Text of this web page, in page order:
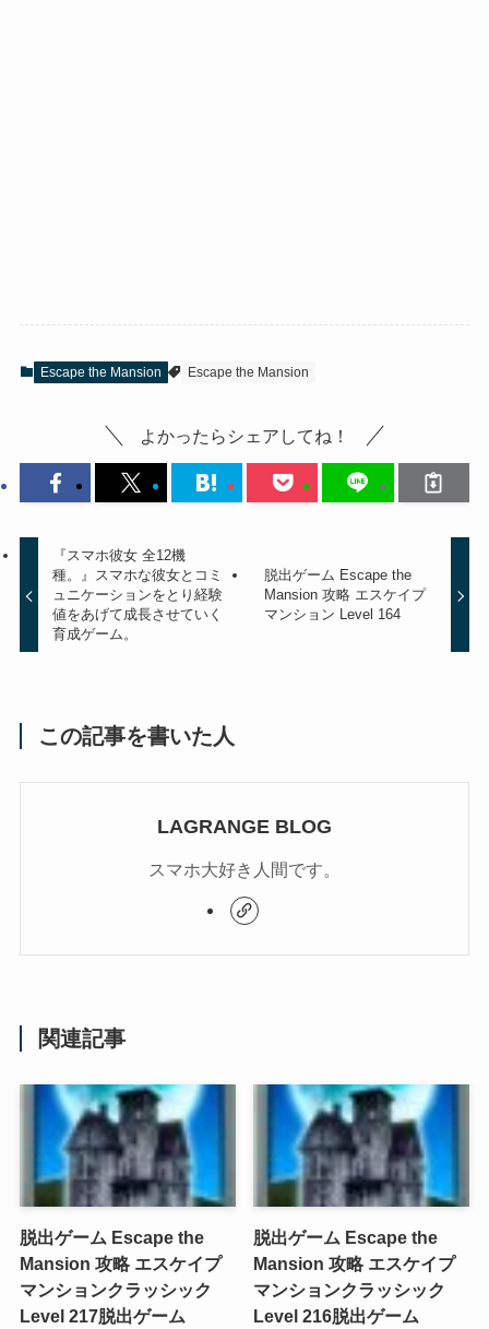
Escape the Mansion Escape the Mansion
よかったらシェアしてね！
『スマホ彼女 全12機
種。』スマホな彼女とコミ
ュニケーションをとり経験
値をあげて成長させていく
育成ゲーム。
脱出ゲーム Escape the
Mansion 攻略 エスケイプ
マンション Level 164
この記事を書いた人
LAGRANGE BLOG
スマホ大好き人間です。
関連記事
脱出ゲーム Escape the
Mansion 攻略 エスケイプ
マンションクラッシック
Level 217脱出ゲーム
脱出ゲーム Escape the
Mansion 攻略 エスケイプ
マンションクラッシック
Level 216脱出ゲーム